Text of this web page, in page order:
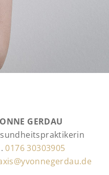
GERDAU
0176 30303905